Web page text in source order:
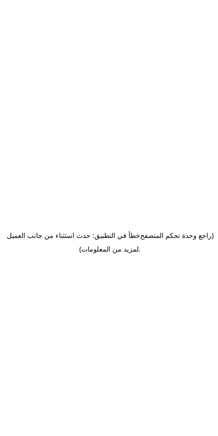
خطأ في التطبيق: حدث استثناء من جانب العميل(راجع وحدة تحكم المتصفح
لمزيد من المعلومات).